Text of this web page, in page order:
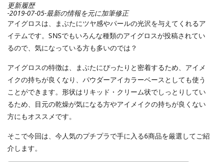
更新履歴
-2019-07-05-最新の情報を元に加筆修正
アイグロスは、まぶたにツヤ感やパールの光沢を与えてくれるア
イテムです。SNSでもいろんな種類のアイグロスが投稿されてい
るので、気になっている方も多いのでは？
アイグロスの特徴は、まぶたにぴったりと密着するため、アイメ
イクの持ちが良くなり、パウダーアイカラーベースとしても使う
ことができます。形状はリキッド・クリーム状でしっとりしてい
るため、目元の乾燥が気になる方やアイメイクの持ちが良くない
方にもオススメです。
そこで今回は、今人気のプチプラで手に入る6商品を厳選してご紹
介します。